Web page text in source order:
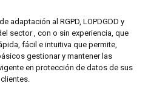
adaptación al RGPD, LOPDGDD y
sector , con o sin experiencia, que
fácil e intuitiva que permite,
gestionar y mantener las
en protección de datos de sus
clientes.